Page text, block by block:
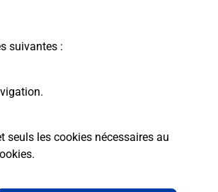
suivantes :
seuls les cookies nécessaires au
.